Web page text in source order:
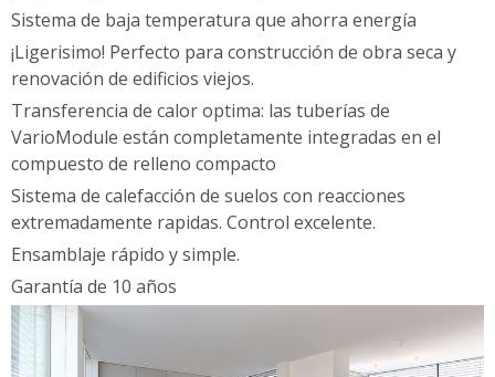
Sistema de baja temperatura que ahorra energía
¡Ligerisimo! Perfecto para construcción de obra seca y
renovación de edificios viejos.
Transferencia de calor optima: las tuberías de
VarioModule están completamente integradas en el
compuesto de relleno compacto
Sistema de calefacción de suelos con reacciones
extremadamente rapidas. Control excelente.
Ensamblaje rápido y simple.
Garantía de 10 años